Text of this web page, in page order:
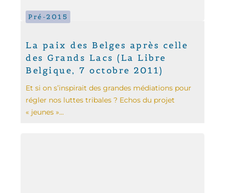
Pré-2015
La paix des Belges après celle
des Grands Lacs (La Libre
Belgique, 7 octobre 2011)
Et si on s’inspirait des grandes médiations pour
régler nos luttes tribales ? Echos du projet
« jeunes »...